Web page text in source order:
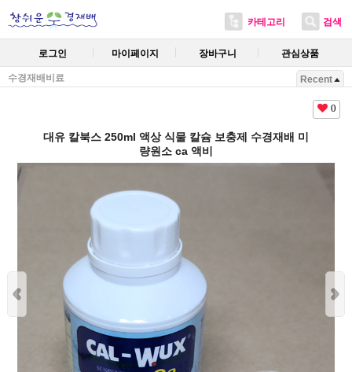
카테고리 검색
로그인 마이페이지 장바구니 관심상품
수경재배비료 Recent
0
대유 칼북스 250ml 액상 식물 칼슘 보충제 수경재배 미
량원소 ca 액비